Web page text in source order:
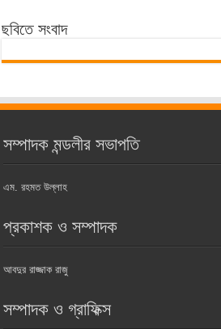
ছবিতে সংবাদ
সম্পাদক মন্ডলীর সভাপতি
এম. রহমত উল্লাহ
প্রকাশক ও সম্পাদক
আবদুর রাজ্জাক রাজু
সম্পাদক ও গ্রাফিক্স